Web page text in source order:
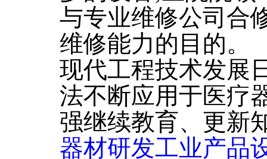
与专业维修公司合
维修能力的目的。
现代工程技术发展
法不断应用于医疗
强继续教育、更新
器材研发工业产品